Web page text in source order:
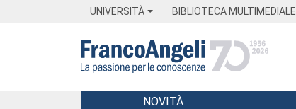
UNIVERSITÀ BIBLIOTECA MULTIMEDIALE
Menu
NOVITÀ